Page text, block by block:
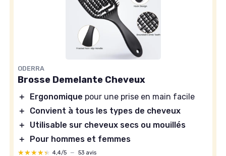
ODERRA
Brosse Demelante Cheveux
＋ Ergonomique pour une prise en main facile
＋
Convient à tous les types de cheveux
＋
Utilisable sur cheveux secs ou mouillés
＋
Pour hommes et femmes
★★★★★
★★★★★ 4,4/5 — 53 avis